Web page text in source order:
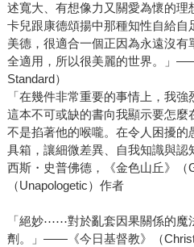
述寬大、有想像力又關愛為懷的
卡兒跟康德頌揚中那種知性自給自
美德，很適合一個正因為永遠沒
全適用，所以很美麗的世界。」
Standard）
「在幾件非常重要的事情上，我
這本不可或缺的書向我顯示要怎
不是掐著他的喉嚨。在令人困擾的
具箱，讓細微差異、自我知識與
西斯・史普佛德，《金色山丘》（
（Unapologetic）作者
「絕妙⋯⋯對於亂套因果關係的魔
劑。」——《今日基督教》（